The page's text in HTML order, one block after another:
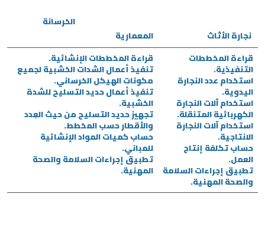
نجارة الأثاث
الخرسانة
المعمارية
قراءة المخططات
التنفيذية.
استخدام عدد النجارة
اليدوية.
استخدام آلات النجارة
الكهربائية المتنقلة.
استخدام آلات النجارة
الانتاجية.
حساب تكلفة إنتاج
العمل.
تطبيق إجراءات السلامة
والصحة المهنية.
قراءة المخططات الإنشائية.
تنفيذ أعمال الشدات الخشبية لجميع
مكونات الهيكل الخرساني.
تنفيذ أعمال حديد التسليح للشدة
الخشبية.
تجهيز حديد التسليح من حيث العِدد
والأقطار حسب المخطط.
حساب كميات المواد الإنشائية
للمباني.
تطبيق إجراءات السلامة والصحة
المهنية.